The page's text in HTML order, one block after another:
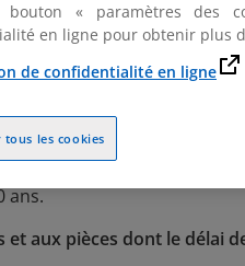
documents ou pièces
ans.
aux pièces dont le délai
« paramètres des
en ligne pour obtenir plus
de confidentialité en ligne
les cookies